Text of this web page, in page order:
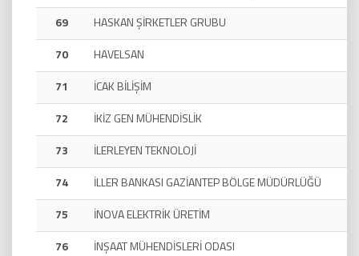
69
HASKAN ŞİRKETLER GRUBU
70
HAVELSAN
71
İCAK BİLİŞİM
72
İKİZ GEN MÜHENDİSLİK
73
İLERLEYEN TEKNOLOJİ
74
İLLER BANKASI GAZİANTEP BÖLGE MÜDÜRLÜĞÜ
75
İNOVA ELEKTRİK ÜRETİM
76
İNŞAAT MÜHENDİSLERİ ODASI